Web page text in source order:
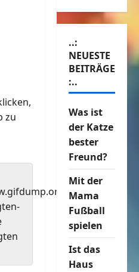
zu
gifparade-
..:
NEUESTE
BEITRÄGE
:..
Was ist
der Katze
bester
Freund?
Mit der
Mama
Fußball
spielen
Ist das
Haus